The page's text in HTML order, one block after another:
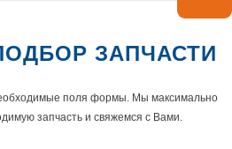
ЗАПЧАСТИ
поля формы. Мы максимально
запчасть и свяжемся с Вами.